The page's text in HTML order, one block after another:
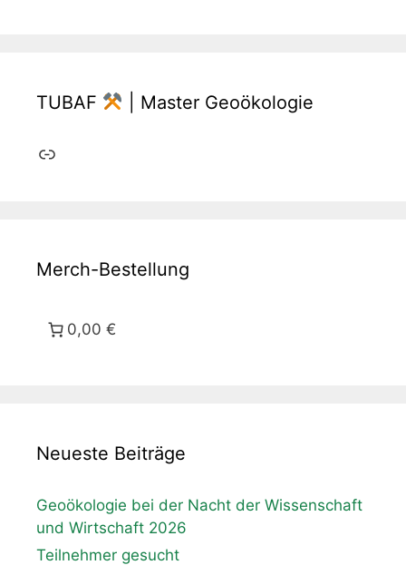
TUBAF | Master Geoökologie
Link
Merch-Bestellung
0,00 €
Neueste Beiträge
Geoökologie bei der Nacht der Wissenschaft
und Wirtschaft 2026
Teilnehmer gesucht